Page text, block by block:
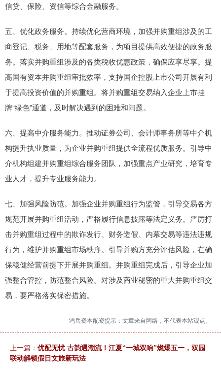
信贷、保险、资信等综合金融服务。
五、优化政务服务。持续优化营商环境，加强并购重组涉及的工
商登记、税务、用地等配套服务，为项目提供高效便捷的政务服
务。落实并购重组涉及的各类税收优惠政策，确保应享尽享。提
高国有资本并购重组审批效率，支持国企控股上市公司开展有利
于提高投资价值的并购重组。将并购重组交易纳入企业上市挂
牌“绿色”通道，及时解决遇到的困难和问题。
六、提高中介服务能力。推动证券公司、会计师事务所等中介机
构提升执业质量，为企业并购重组提供全流程优质服务。引导中
介机构组建并购重组综合服务团队，加强重点产业研究，培育专
业人才，提升专业服务能力。
七、加强风险防范。加强企业并购重组行为监管，引导交易各方
规范开展并购重组活动，严格履行信息披露等法定义务。严厉打
击并购重组过程中的欺诈发行、财务造假、内幕交易等违法违规
行为，维护并购重组市场秩序。引导并购方充分评估风险，在确
保稳健经营前提下开展并购重组。并购重组完成后，引导企业加
强整合管控，防范整合风险。对涉及商业秘密的重大并购重组交
易，要严格落实保密措施。
鸿岳资本配资提示：文章来自网络，不代表本站观点。
上一篇： 优配无忧 古韵遇潮流！江夏“一城双响”燃爆五一，双园
联动解锁假日文旅新玩法